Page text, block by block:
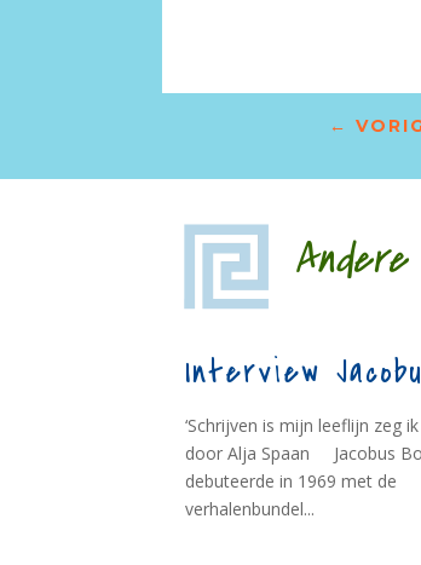
←
Andere
Interview
‘Schrijven is mijn leeflijn zeg
door Alja Spaan Jacobus
debuteerde in 1969 met de
verhalenbundel...